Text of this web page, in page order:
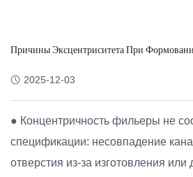
Причины Эксцентриситета При
2025-12-03
● Концентричность фильеры не
спецификации: несовпадение
отверстия из-за изготовления